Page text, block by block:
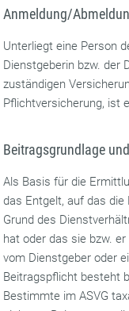
Anmeldung/
Unterliegt eine Person
Dienstgeberin bzw. der
zuständigen
Pflichtversicherung, ist
Beitragsgrundlage
Als Basis für die
das Entgelt, auf das
Grund des
hat oder das sie bzw.
vom Dienstgeber oder
Beitragspflicht besteht
Bestimmte im ASVG